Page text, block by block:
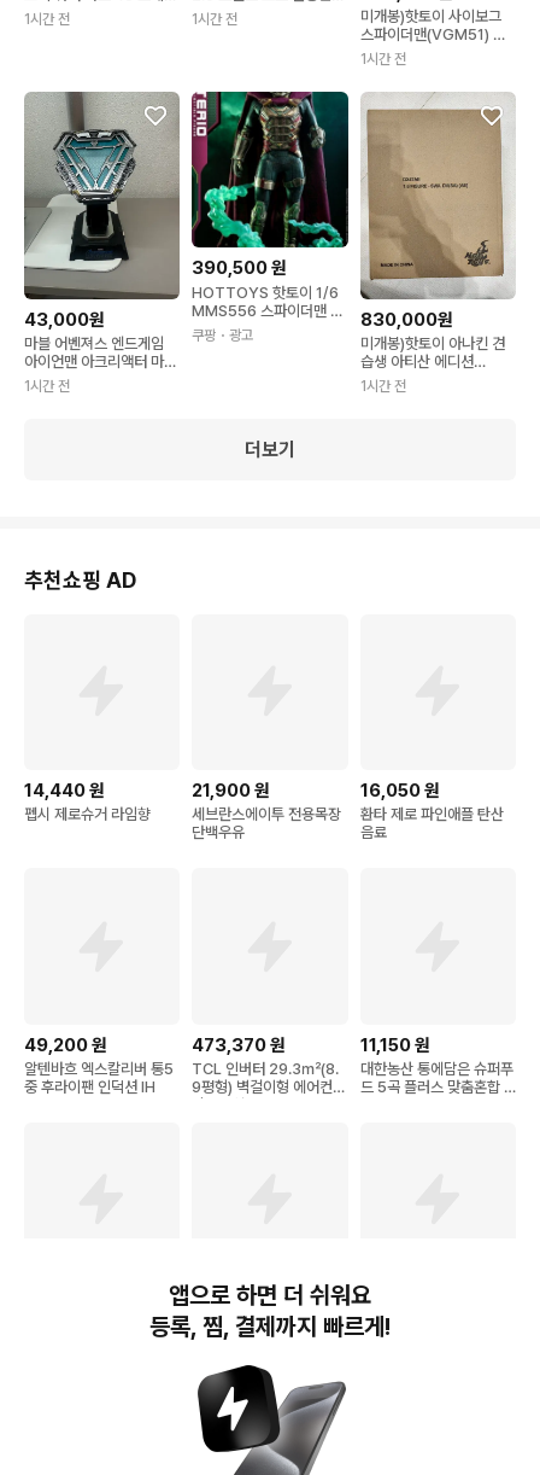
에디션
1시간 전
판매
1시간 전
미개봉)핫토이 사이보그
스파이더맨(VGM51) 판
매합니다.
1시간 전
43,000원
마블 어벤져스 엔드게임
아이언맨 아크리액터 마크
85 핫토이 피규어
1시간 전
390,500원
HOTTOYS 핫토이 1/6
MMS556 스파이더맨 파
프롬홈 미스테리오 정품
피규어 MMS556 미스테
쿠팡 ・광고
830,000원
미개봉)핫토이 아나킨 견
습생 아티산 에디션
(DX47AE)판매
1시간 전
더보기
추천쇼핑 AD
14,440원
펩시 제로슈거 라임향
21,900원
세브란스에이투 전용목장
단백우유
16,050원
환타 제로 파인애플 탄산
음료
49,200원
알텐바흐 엑스칼리버 통5
중 후라이팬 인덕션 IH
473,370원
TCL 인버터 29.3㎡(8.
9평형) 벽걸이형 에어컨
방문설치
11,150원
대한농산 통에담은 슈퍼푸
드 5곡 플러스 맞춤혼합 2
달리프 글램 잔머리고정
70,000원
★룸업★디럭스 더블>패
밀리 트윈
10,470
코멧 사선컷팅 테이프 클
리너 핸들 + 거치대 + 리
번개장터(주) 사업자정보, 이용약관 및 기타 법적고지
번개장터㈜는 통신판매중개자이며, 통신판매의 당사자가 아닙니다. 전자상거래 등에서의
앱으로 하면 더 쉬워요
등록, 찜, 결제까지 빠르게!